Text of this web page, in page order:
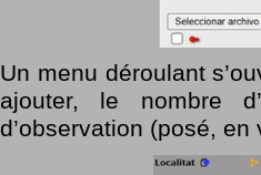
Un menu déroulant
ajouter, le nombre
d’observation (posé,